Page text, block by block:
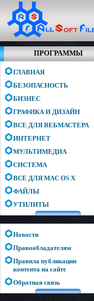
ПРОГРАММЫ
ГЛАВНАЯ
БЕЗОПАСНОСТЬ
БИЗНЕС
ГРАФИКА И ДИЗАЙН
ВСЕ ДЛЯ ВЕБМАСТЕРА
ИНТЕРНЕТ
МУЛЬТИМЕДИА
СИСТЕМА
ВСЕ ДЛЯ MAC OS X
ФАЙЛЫ
УТИЛИТЫ
Новости
Правообладателям
Правила публикации
контента на сайте
Обратная связь